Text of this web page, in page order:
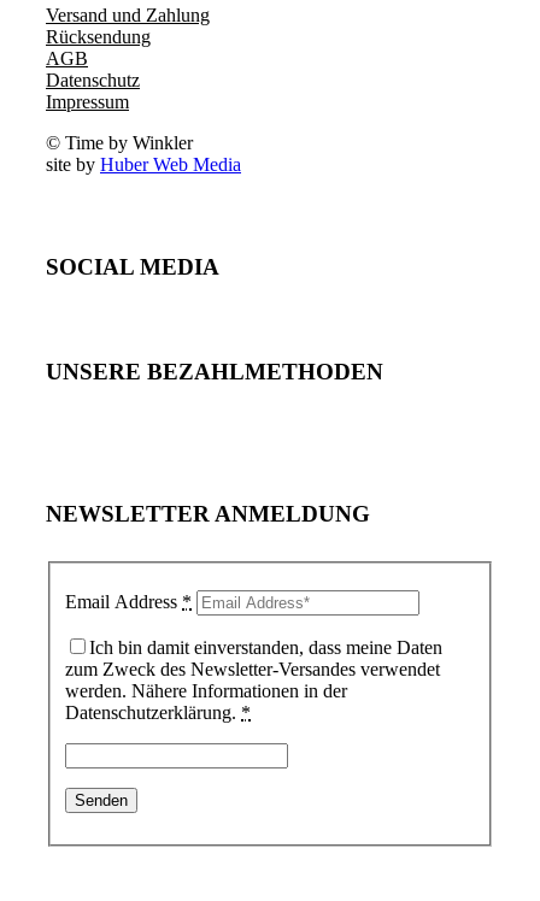
Versand und Zahlung
Rücksendung
AGB
Datenschutz
Impressum
© Time by Winkler
site by Huber Web Media
SOCIAL MEDIA
UNSERE BEZAHLMETHODEN
NEWSLETTER ANMELDUNG
Email Address *
Ich bin damit einverstanden, dass meine Daten
zum Zweck des Newsletter-Versandes verwendet
werden. Nähere Informationen in der
Datenschutzerklärung. *